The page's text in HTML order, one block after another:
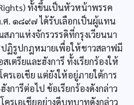
ทั้งขึ้นเป็นหัวหน้าพรรค
ศ. ๑๘๙๗ ได้รับเลือกเป็นผู้แทน
ภาแห่งจักรวรรดิที่กรุงเวียนนา
ฏิรูปกฎหมายเพื่อให้ชาวสลาฟมี
เตรียและฮังการี ทั้งเรียกร้องให้
ครเอเชีย แต่ยังให้อยู่ภายใต้การ
การีต่อไป ข้อเรียกร้องดังกล่าว
รเอเชียอย่างดีบทบาทดังกล่าว